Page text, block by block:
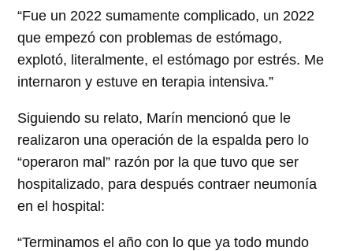
“Fue un 2022 sumamente complicado, un 2022
que empezó con problemas de estómago,
explotó, literalmente, el estómago por estrés. Me
internaron y estuve en terapia intensiva.”
Siguiendo su relato, Marín mencionó que le
realizaron una operación de la espalda pero lo
“operaron mal” razón por la que tuvo que ser
hospitalizado, para después contraer neumonía
en el hospital:
“Terminamos el año con lo que ya todo mundo